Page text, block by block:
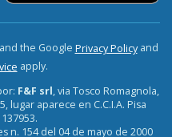
the Google Privacy Policyand
apply.
F&F srl, via Tosco Romagnola,
lugar aparece en C.C.I.A. Pisa
n. 154 del 04 de mayo de 2000